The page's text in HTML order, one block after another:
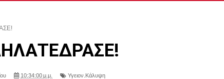
10:34:00 μ.μ. Υγειον.Κάλυψη